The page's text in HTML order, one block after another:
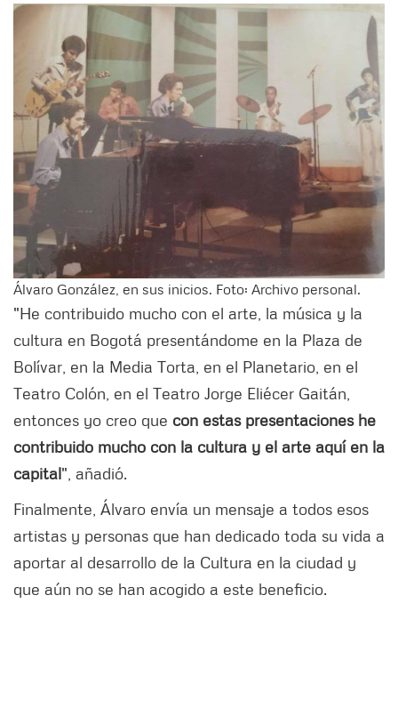
Álvaro González, en sus inicios. Foto: Archivo personal.
"He contribuido mucho con el arte, la música y la
cultura en Bogotá presentándome en la Plaza de
Bolívar, en la Media Torta, en el Planetario, en el
Teatro Colón, en el Teatro Jorge Eliécer Gaitán,
entonces yo creo que con estas presentaciones he
contribuido mucho con la cultura y el arte aquí en la
capital", añadió.
Finalmente, Álvaro envía un mensaje a todos esos
artistas y personas que han dedicado toda su vida a
aportar al desarrollo de la Cultura en la ciudad y
que aún no se han acogido a este beneficio.